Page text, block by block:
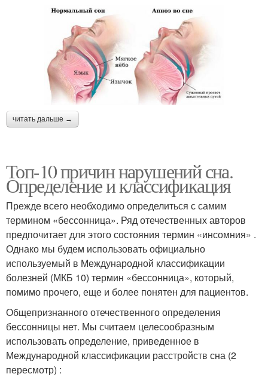
читать дальше →
Топ-10 причин нарушений сна.
Определение и классификация
Прежде всего необходимо определиться с самим
термином «бессонница». Ряд отечественных авторов
предпочитает для этого состояния термин «инсомния» .
Однако мы будем использовать официально
используемый в Международной классификации
болезней (МКБ 10) термин «бессонница», который,
помимо прочего, еще и более понятен для пациентов.
Общепризнанного отечественного определения
бессонницы нет. Мы считаем целесообразным
использовать определение, приведенное в
Международной классификации расстройств сна (2
пересмотр) :